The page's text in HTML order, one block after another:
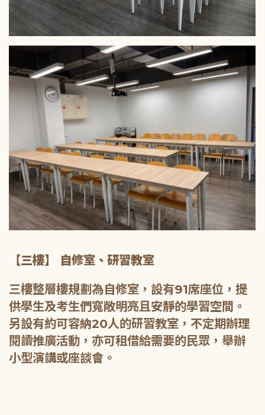
【三樓】 自修室、研習教室
三樓整層樓規劃為自修室，設有91席座位，提
供學生及考生們寬敞明亮且安靜的學習空間。
另設有約可容納20人的研習教室，不定期辦理
閱讀推廣活動，亦可租借給需要的民眾，舉辦
小型演講或座談會。